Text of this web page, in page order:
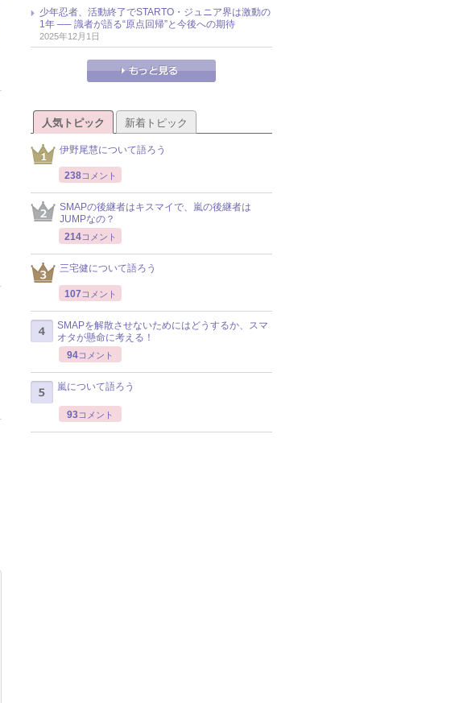
少年忍者、活動終了でSTARTO・ジュニア界は激動の
1年 ── 識者が語る“原点回帰”と今後への期待
2025年12月1日
人気トピック 新着トピック
伊野尾慧について語ろう
238コメント
SMAPの後継者はキスマイで、嵐の後継者は
JUMPなの？
214コメント
三宅健について語ろう
107 コメント
SMAPを解散させないためにはどうするか、スマ
オタが懸命に考える！
94コメント
嵐について語ろう
93コメント